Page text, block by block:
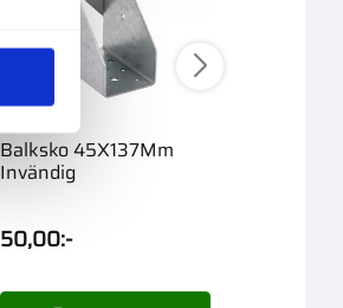
Balksko 45X137Mm
Invändig
50,00:-